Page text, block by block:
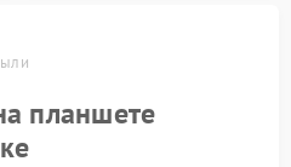
планшете